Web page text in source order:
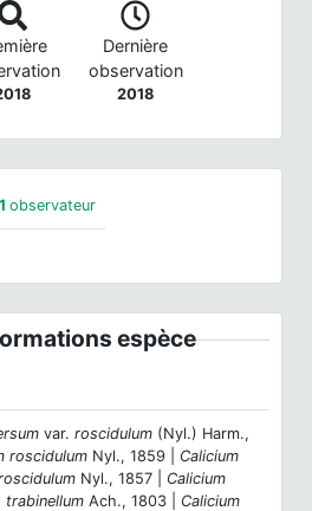
Dernière
observation
2018
1 observateur
espèce
var. roscidulum (Nyl.) Harm.,
roscidulum Nyl., 1859 | Calicium
Nyl., 1857 | Calicium
trabinellum Ach., 1803 | Calicium